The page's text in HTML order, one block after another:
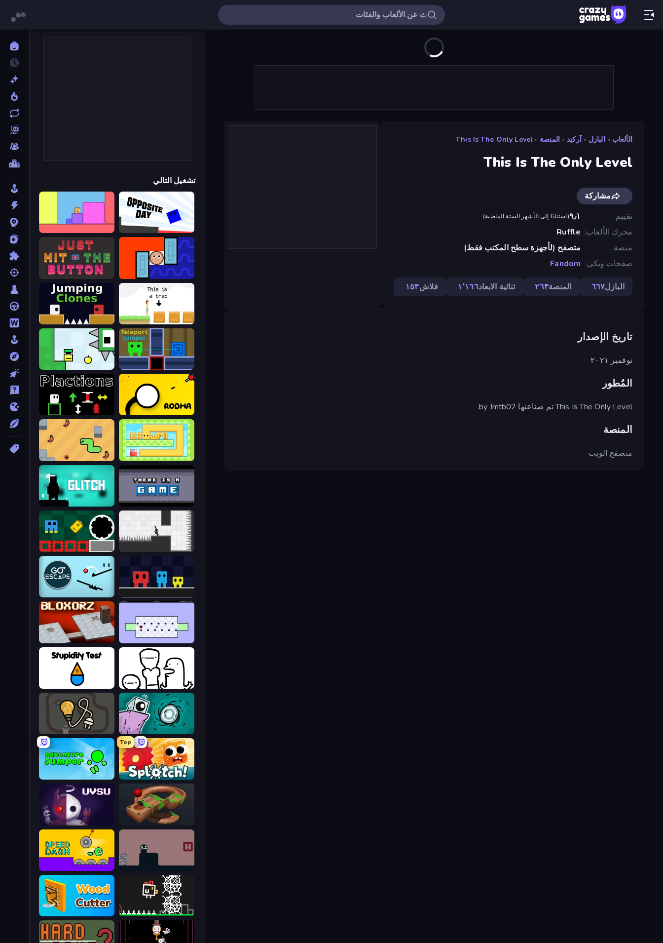
الألعاب » البازل » آركيد » المنصة »
This Is The Only Level
This Is The Only Level
مشاركة
تقييم
٩٫١(استنادًا إلى الأشهر الستة الماضية)
محرك الألعاب Ruffle
منصة
متصفح (لأجهزة سطح المكتب فقط)
صفحات ويكي
Fandom
البازل٦٦٧ المنصة٢٦٣ ثنائية الابعاد١٬١٦٦ فلاش١٥٣
تاريخ الإصدار
نوفمبر ٢٠٢١
المُطور
This Is The Only Level تم صناعتها by Jmtb02.
المنصة
متصفح الويب
تشغيل التالي
Opposite Day
Level EATEN!
Lava and Aqua
Just Hit the Button
The Unfair Platformer
Jumping Clones
Teleport Jumper
Appel
Rodha
Plactions
Growmi
SSSPICY!
There Is No Game
Glitch
Rotate
Jump and Hover
Go Escape
World's Hardest Game
Bloxorz
I Don't Even Know
Stupidity Test
Tilo
Light The Lamp
Top
Splotch!
Adventure Jumper
Marble Run
Speed Dash
Chicken and Bee
Wood Cutter - Saw